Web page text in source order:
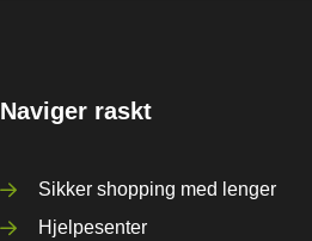
Naviger raskt
Sikker shopping med lenger
Hjelpesenter